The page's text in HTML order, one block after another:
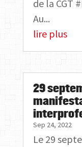
de la CGT
Au...
lire plus
29
Sep 24, 2022
Le 29